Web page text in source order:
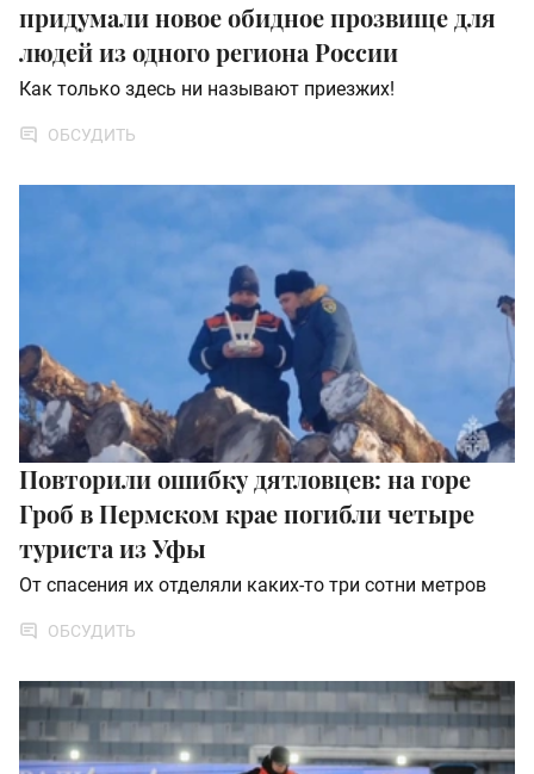
придумали новое обидное прозвище для
людей из одного региона России
Как только здесь ни называют приезжих!
ОБСУДИТЬ
Повторили ошибку дятловцев: на горе
Гроб в Пермском крае погибли четыре
туриста из Уфы
От спасения их отделяли каких-то три сотни метров
ОБСУДИТЬ